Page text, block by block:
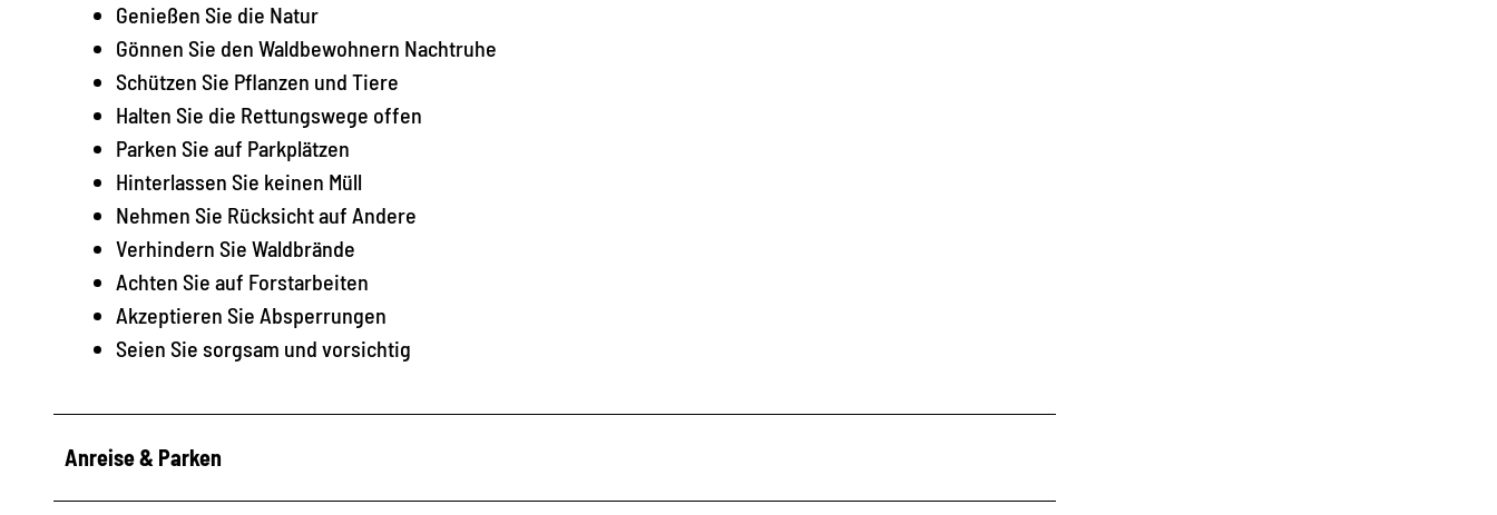
Genießen Sie die Natur
Gönnen Sie den Waldbewohnern Nachtruhe
Schützen Sie Pflanzen und Tiere
Halten Sie die Rettungswege offen
Parken Sie auf Parkplätzen
Hinterlassen Sie keinen Müll
Nehmen Sie Rücksicht auf Andere
Verhindern Sie Waldbrände
Achten Sie auf Forstarbeiten
Akzeptieren Sie Absperrungen
Seien Sie sorgsam und vorsichtig
Anreise & Parken